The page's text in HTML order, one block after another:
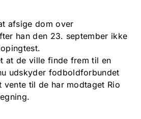
afsige dom over
han den 23. september ikke
at de ville finde frem til en
udskyder fodboldforbundet
vente til de har modtaget Rio